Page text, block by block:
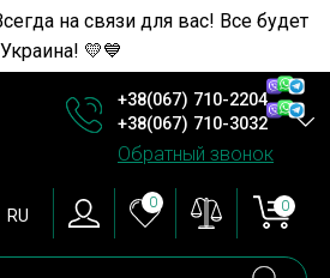
на связи для вас! Все будет
Украина! 💛💙
+38(067) 710-2204
+38(067) 710-3032
Обратный звонок
RU
0 0